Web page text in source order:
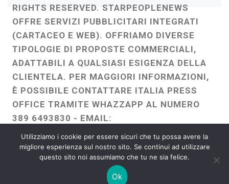
RIGHTS RESERVED. STARPEOPLENEWS
OFFRE SERVIZI PUBBLICITARI INTEGRATI
(CARTACEO E WEB). OFFRIAMO DIVERSE
TIPOLOGIE DI PROPOSTE COMMERCIALI,
ADATTABILI A QUALSIASI ESIGENZA DELLA
CLIENTELA. PER MAGGIORI INFORMAZIONI,
È POSSIBILE CONTATTARE ITALIA PRESS
OFFICE TRAMITE WHAZZAPP AL NUMERO
389 6493830 - EMAIL:
ITALIAPRESSOFFICE@GMAIL.COM
WEBMASTER :FRANCESCO GENTILE
FREELANCE
Utilizziamo i cookie per essere sicuri che tu possa avere la
migliore esperienza sul nostro sito. Se continui ad utilizzare
questo sito noi assumiamo che tu ne sia felice.
Ok